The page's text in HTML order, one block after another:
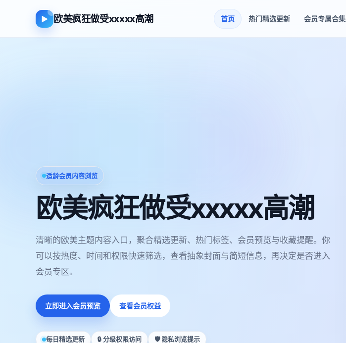
▶ 欧美疯狂做受xxxxx高潮 首页 热门精选更新 会员专属合集
适龄会员内容浏览
欧美疯狂做受xxxxx高潮
清晰的欧美主题内容入口，聚合精选更新、热门标签、会员预览与收藏提醒。你
可以按热度、时间和权限快速筛选，查看抽象封面与简短信息，再决定是否进入
会员专区。
立即进入会员预览 查看会员权益
每日精选更新 🔒 分级权限访问 🛡️ 隐私浏览提示